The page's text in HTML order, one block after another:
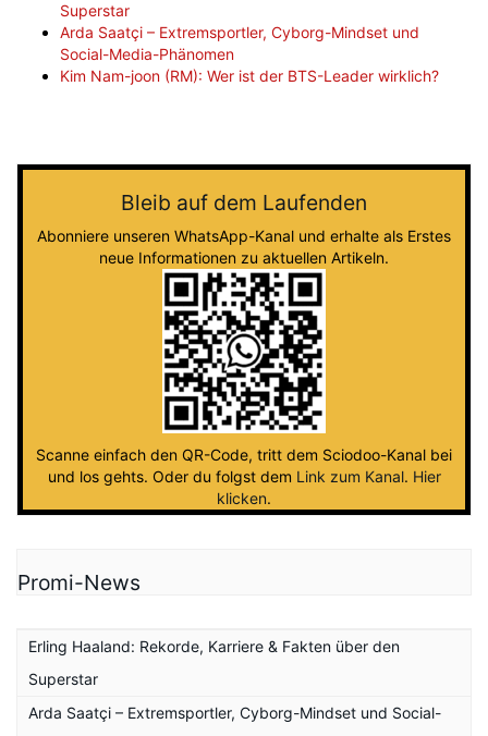
Superstar
Arda Saatçi – Extremsportler, Cyborg-Mindset und
Social-Media-Phänomen
Kim Nam-joon (RM): Wer ist der BTS-Leader wirklich?
Bleib auf dem Laufenden
Abonniere unseren WhatsApp-Kanal und erhalte als Erstes
neue Informationen zu aktuellen Artikeln.
Scanne einfach den QR-Code, tritt dem Sciodoo-Kanal bei
und los gehts. Oder du folgst dem Link zum Kanal. Hier
klicken.
Promi-News
Erling Haaland: Rekorde, Karriere & Fakten über den
Superstar
Arda Saatçi – Extremsportler, Cyborg-Mindset und Social-